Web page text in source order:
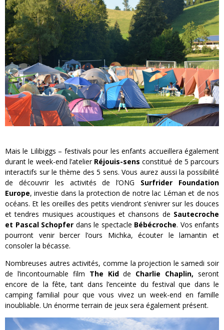
Mais le Lilibiggs – festivals pour les enfants accueillera également
durant le week-end l’atelier Réjouis-sens constitué de 5 parcours
interactifs sur le thème des 5 sens. Vous aurez aussi la possibilité
de découvrir les activités de l’ONG Surfrider Foundation
Europe, investie dans la protection de notre lac Léman et de nos
océans. Et les oreilles des petits viendront s’enivrer sur les douces
et tendres musiques acoustiques et chansons de Sautecroche
et Pascal Schopfer dans le spectacle Bébécroche. Vos enfants
pourront venir bercer l’ours Michka, écouter le lamantin et
consoler la bécasse.
Nombreuses autres activités, comme la projection le samedi soir
de l’incontournable film The Kidde Charlie Chaplin, seront
encore de la fête, tant dans l’enceinte du festival que dans le
camping familial pour que vous vivez un week-end en famille
inoubliable. Un énorme terrain de jeux sera également présent.